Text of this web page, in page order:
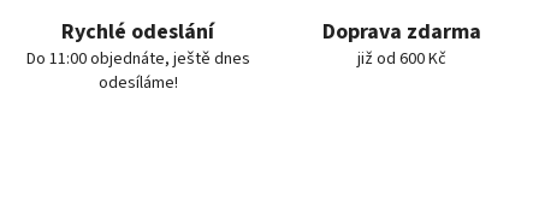
Rychlé odeslání
Do 11:00 objednáte, ještě dnes
odesíláme!
Doprava zdarma
již od 600 Kč